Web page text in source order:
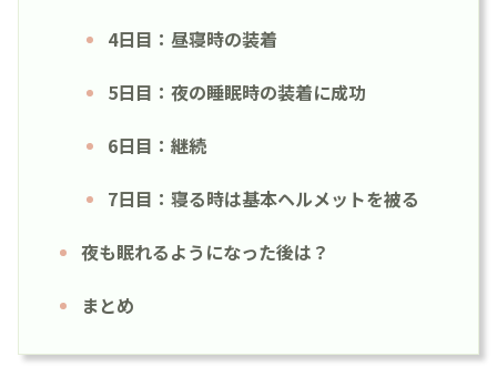
4日目：昼寝時の装着
5日目：夜の睡眠時の装着に成功
6日目：継続
7日目：寝る時は基本ヘルメットを被る
夜も眠れるようになった後は？
まとめ